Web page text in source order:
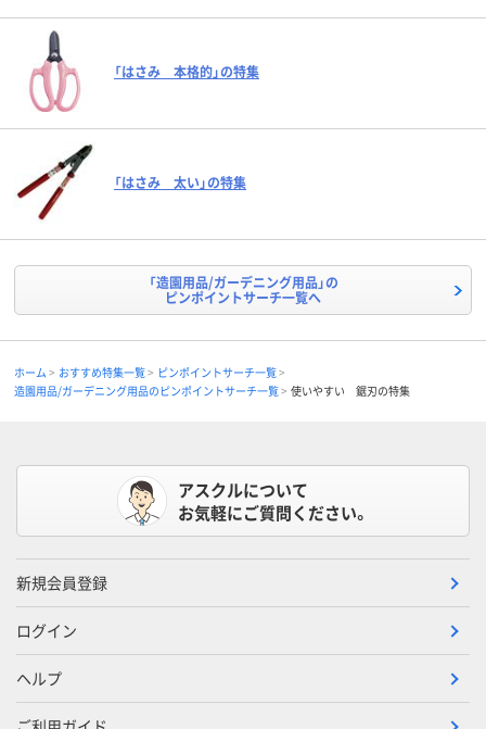
「はさみ 本格的」の特集
「はさみ 太い」の特集
「造園用品/ガーデニング用品」の
ピンポイントサーチ一覧へ
ホーム おすすめ特集一覧
ピンポイントサーチ一覧
造園用品/ガーデニング用品のピンポイントサーチ一覧
使いやすい 鋸刃の特集
アスクルについて
お気軽にご質問ください。
新規会員登録
ログイン
ヘルプ